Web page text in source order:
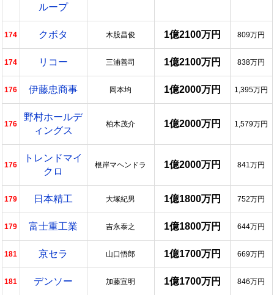
ループ
174 クボタ 木股昌俊 1億2100万円 809万円
174 リコー 三浦善司 1億2100万円 838万円
176 伊藤忠商事 岡本均 1億2000万円 1,395万円
176
野村ホールデ
ィングス
柏木茂介 1億2000万円 1,579万円
176
トレンドマイ
クロ
根岸マヘンドラ 1億2000万円 841万円
179 日本精工 大塚紀男 1億1800万円 752万円
179 富士重工業 吉永泰之 1億1800万円 644万円
181 京セラ 山口悟郎 1億1700万円 669万円
181 デンソー 加藤宣明 1億1700万円 846万円